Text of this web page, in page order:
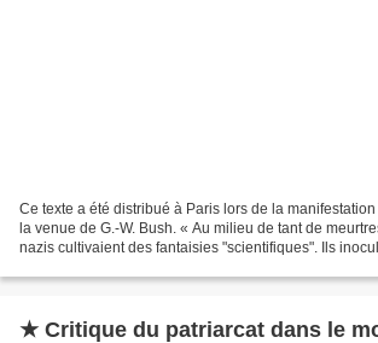
Ce texte a été distribué à Paris lors de la
la venue de G.-W. Bush. « Au milieu de tant de
nazis cultivaient des fantaisies "scientifiques". Ils
★ Critique du patriarcat dans le